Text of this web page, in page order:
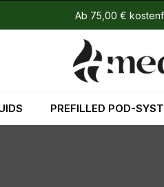
Ab 75,00 €
PREFILLED POD-